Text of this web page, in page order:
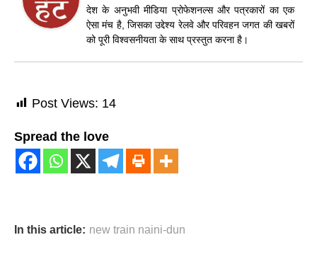
देश के अनुभवी मीडिया प्रोफेशनल्स और पत्रकारों का एक
ऐसा मंच है, जिसका उद्देश्य रेलवे और परिवहन जगत की खबरों
को पूरी विश्वसनीयता के साथ प्रस्तुत करना है।
Post Views: 14
Spread the love
In this article: new train naini-dun